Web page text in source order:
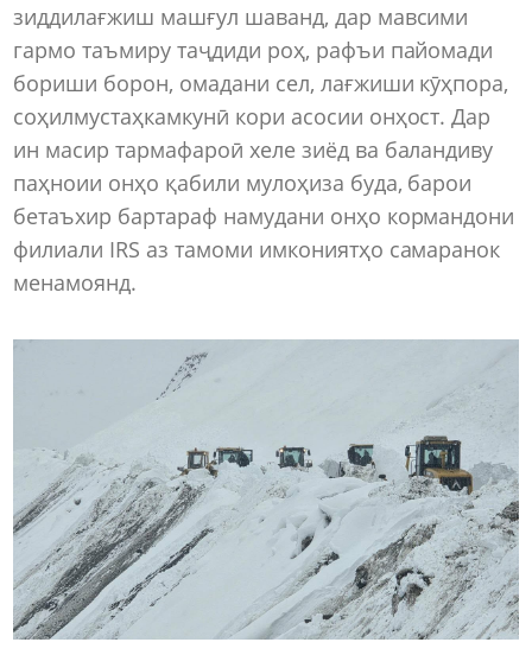
зиддилағжиш машғул шаванд, дар мавсими
гармо таъмиру таҷдиди роҳ, рафъи пайомади
бориши борон, омадани сел, лағжиши кӯҳпора,
соҳилмустаҳкамкунӣ кори асосии онҳост. Дар
ин масир тармафароӣ хеле зиёд ва баландиву
паҳноии онҳо қабили мулоҳиза буда, барои
бетаъхир бартараф намудани онҳо кормандони
филиали IRS аз тамоми имкониятҳо самаранок
менамоянд.